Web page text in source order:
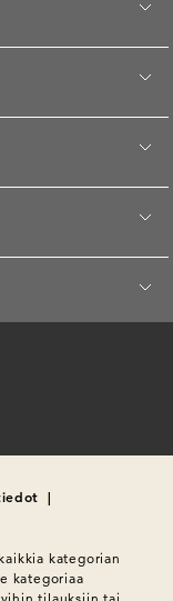
|
kategorian
kategoriaa